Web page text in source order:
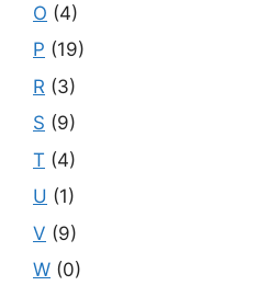
O (4)
P (19)
R (3)
S (9)
T (4)
U (1)
V (9)
W (0)